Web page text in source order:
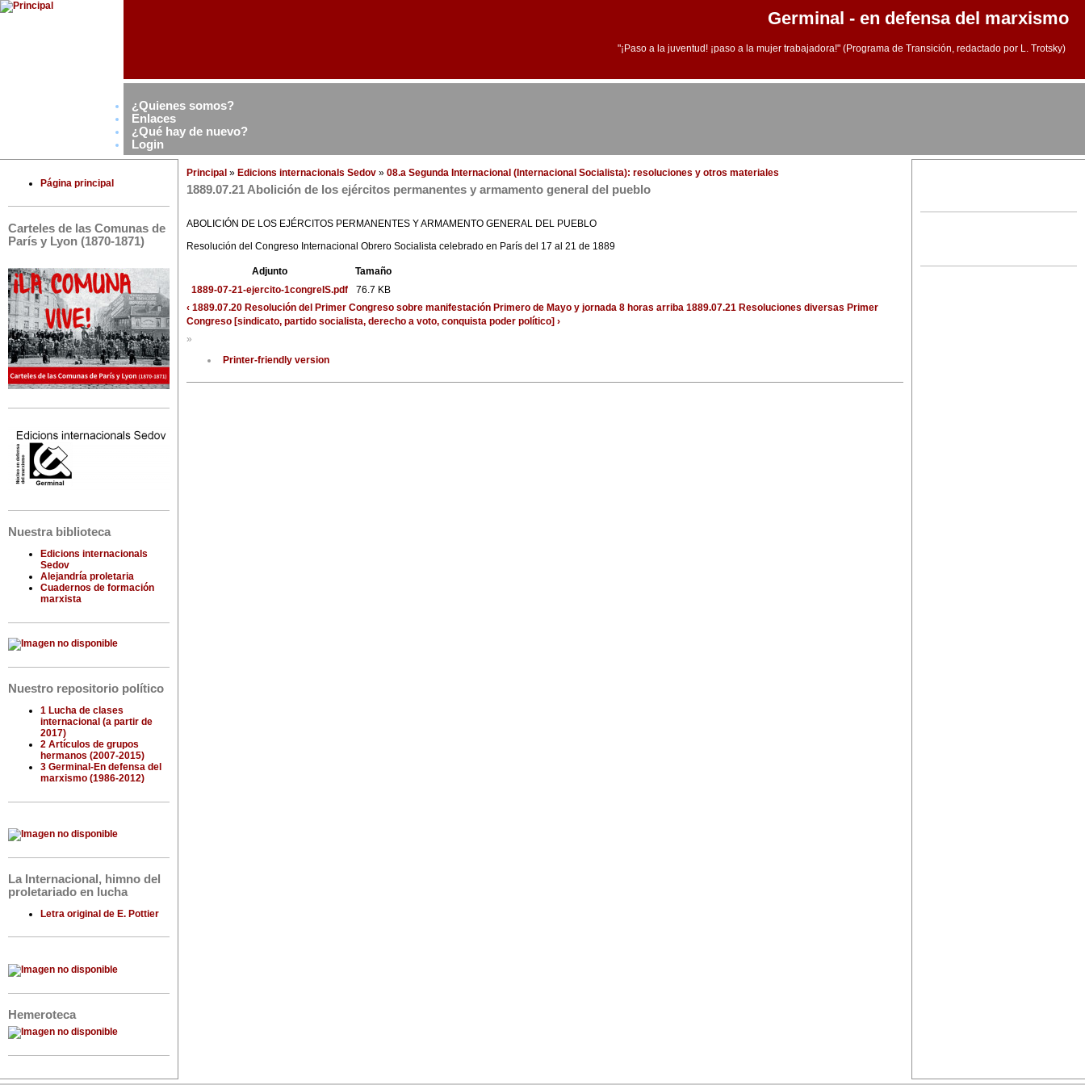
Germinal - en defensa del marxismo
"¡Paso a la juventud! ¡paso a la mujer trabajadora!" (Programa de Transición, redactado por L. Trotsky)
¿Quienes somos?
Enlaces
¿Qué hay de nuevo?
Login
Página principal
Carteles de las Comunas de
París y Lyon (1870-1871)
Nuestra biblioteca
Edicions internacionals
Sedov
Alejandría proletaria
Cuadernos de formación
marxista
Nuestro repositorio político
1 Lucha de clases
internacional (a partir de
2017)
2 Artículos de grupos
hermanos (2007-2015)
3 Germinal-En defensa del
marxismo (1986-2012)
La Internacional, himno del
proletariado en lucha
Letra original de E. Pottier
Hemeroteca
Principal » Edicions internacionals Sedov » 08.a Segunda Internacional (Internacional Socialista): resoluciones y otros materiales
1889.07.21 Abolición de los ejércitos permanentes y armamento general del pueblo
ABOLICIÓN DE LOS EJÉRCITOS PERMANENTES Y ARMAMENTO GENERAL DEL PUEBLO
Resolución del Congreso Internacional Obrero Socialista celebrado en París del 17 al 21 de 1889
Adjunto
Tamaño
1889-07-21-ejercito-1congreIS.pdf
76.7 KB
‹ 1889.07.20 Resolución del Primer Congreso sobre manifestación Primero de Mayo y jornada 8 horas arriba 1889.07.21 Resoluciones diversas Primer
Congreso [sindicato, partido socialista, derecho a voto, conquista poder político] ›
»
Printer-friendly version